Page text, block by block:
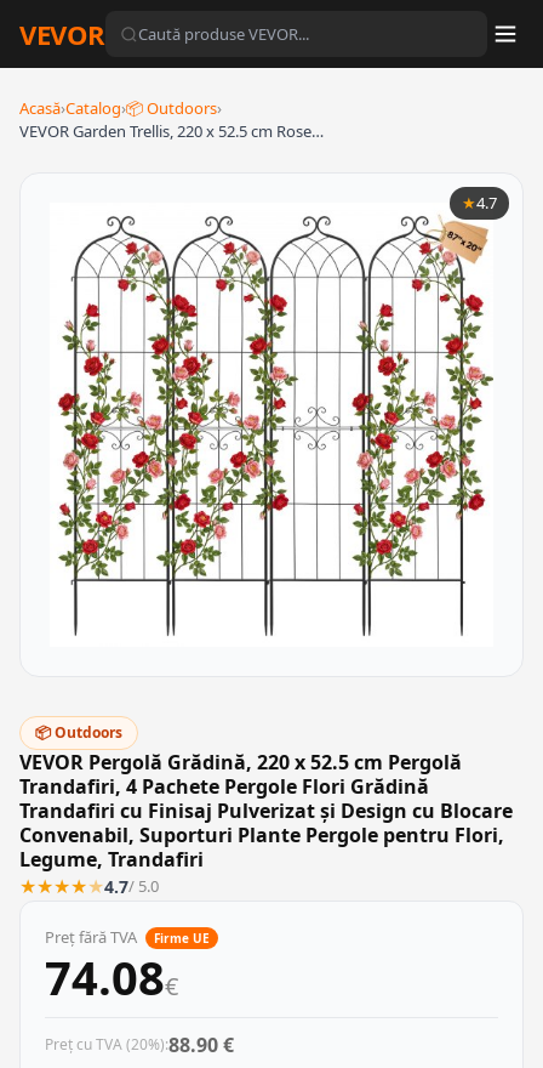
VEVOR
Acasă›Catalog›📦 Outdoors›
VEVOR Garden Trellis, 220 x 52.5 cm Rose…
★4.7
📦 Outdoors
VEVOR Pergolă Grădină, 220 x 52.5 cm Pergolă
Trandafiri, 4 Pachete Pergole Flori Grădină
Trandafiri cu Finisaj Pulverizat și Design cu Blocare
Convenabil, Suporturi Plante Pergole pentru Flori,
Legume, Trandafiri
★★★★★4.7/ 5.0
Preț fără TVA Firme UE
74.08€
Preț cu TVA (20%):88.90 €